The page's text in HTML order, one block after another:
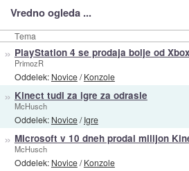
Vredno ogleda ...
Tema
» PlayStation 4 se prodaja bolje od
PrimozR
Oddelek: Novice/Konzole
» Kinect tudi za igre za odrasle
McHusch
Oddelek: Novice/Igre
» Microsoft v 10 dneh prodal milijon
McHusch
Oddelek: Novice/Konzole